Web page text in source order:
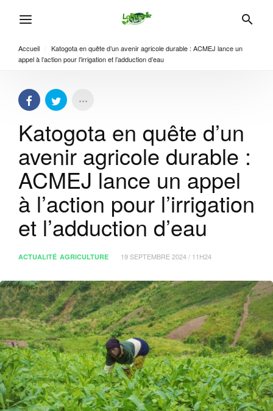
Accueil
Katogota en quête d’un avenir agricole durable : ACMEJ lance un
appel à l’action pour l’irrigation et l’adduction d’eau
Katogota en quête d’un
avenir agricole durable :
ACMEJ lance un appel
à l’action pour l’irrigation
et l’adduction d’eau
ACTUALITÉ AGRICULTURE 19 SEPTEMBRE 2024 / 11H24